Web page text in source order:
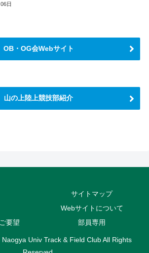
日
OB・OG会Webサイト
山の上陸上競技部紹介
サイトマップ
Webサイトについて
要望
部員専用
Univ Track & Field Club All Rights